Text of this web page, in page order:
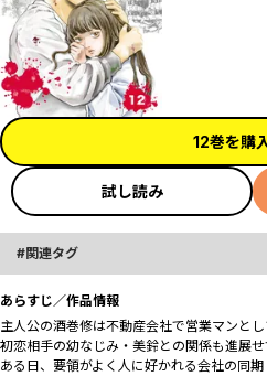
12巻を購
試し読み
関連タグ
あらすじ／作品情報
主人公の酒巻修は不動産会社で営業マンと
初恋相手の幼なじみ・美鈴との関係も進展
ある日、要領がよく人に好かれる会社の同